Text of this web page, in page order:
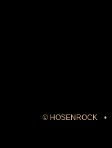
© HOSENROCK